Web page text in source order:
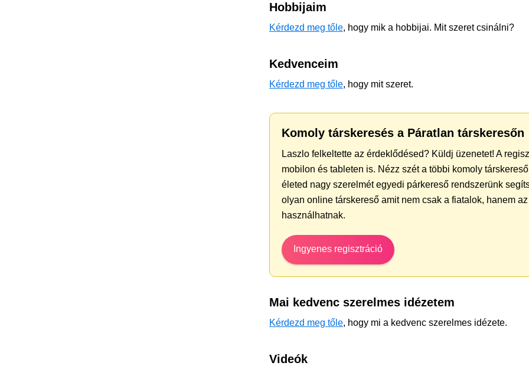
Hobbijaim
Kérdezd meg tőle, hogy mik a hobbijai. Mit szeret csinálni?
Kedvenceim
Kérdezd meg tőle, hogy mit szeret.
Komoly társkeresés a Páratlan társkeresőn
Laszlo felkeltette az érdeklődésed? Küldj üzenetet! A
mobilon és tableten is. Nézz szét a többi komoly
életed nagy szerelmét egyedi párkereső rendszerünk
olyan online társkereső amit nem csak a fiatalok, hanem
használhatnak.
Ingyenes regisztráció
Mai kedvenc szerelmes idézetem
Kérdezd meg tőle, hogy mi a kedvenc szerelmes idézete.
Videók